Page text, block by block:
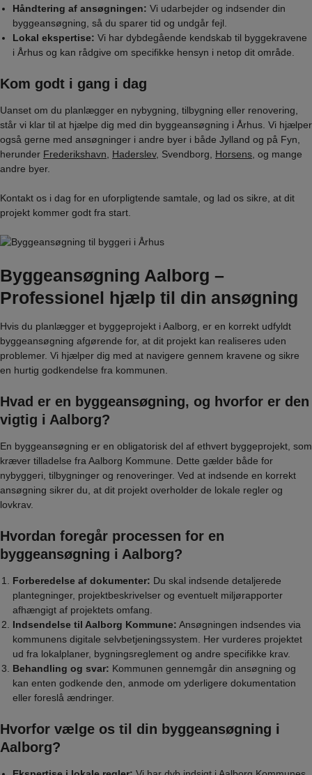
Håndtering af ansøgningen: Vi udarbejder og indsender din
byggeansøgning, så du sparer tid og undgår fejl.
Lokal ekspertise: Vi har dybdegående kendskab til byggekravene
i Århus og kan rådgive om specifikke hensyn i netop dit område.
Kom godt i gang i dag
Uanset om du planlægger en nybygning, tilbygning eller renovering,
står vi klar til at hjælpe dig med din byggeansøgning i Århus. Vi hjælper
også gerne med ansøgninger i andre byer i både Jylland og på Fyn,
herunder Frederikshavn Haderslev, Svendborg, Horsens , og mange
andre byer.
Kontakt os i dag for en uforpligtende samtale, og lad os sikre, at dit
projekt kommer godt fra start.
Byggeansøgning Aalborg –
Professionel hjælp til din ansøgning
Hvis du planlægger et byggeprojekt i Aalborg, er en korrekt udfyldt
byggeansøgning afgørende for, at dit projekt kan realiseres uden
problemer. Vi hjælper dig med at navigere gennem kravene og sikre
en hurtig godkendelse fra kommunen.
Hvad er en byggeansøgning, og hvorfor er den
vigtig i Aalborg?
En byggeansøgning er en obligatorisk del af ethvert byggeprojekt, som
kræver tilladelse fra Aalborg Kommune. Dette gælder både for
nybyggeri, tilbygninger og renoveringer. Ved at indsende en korrekt
ansøgning sikrer du, at dit projekt overholder de lokale regler og
lovkrav.
Hvordan foregår processen for en
byggeansøgning i Aalborg?
Forberedelse af dokumenter: Du skal indsende detaljerede
plantegninger, projektbeskrivelser og eventuelt miljørapporter
afhængigt af projektets omfang.
Indsendelse til Aalborg Kommune: Ansøgningen indsendes via
kommunens digitale selvbetjeningssystem. Her vurderes projektet
ud fra lokalplaner, bygningsreglement og andre specifikke krav.
Behandling og svar: Kommunen gennemgår din ansøgning og
kan enten godkende den, anmode om yderligere dokumentation
eller foreslå ændringer.
Hvorfor vælge os til din byggeansøgning i
Aalborg?